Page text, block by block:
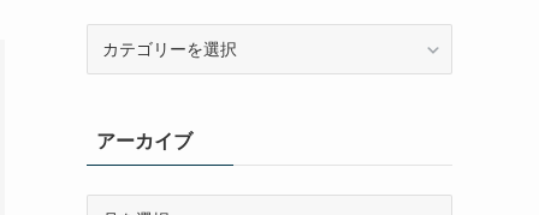
ーアーカイブ